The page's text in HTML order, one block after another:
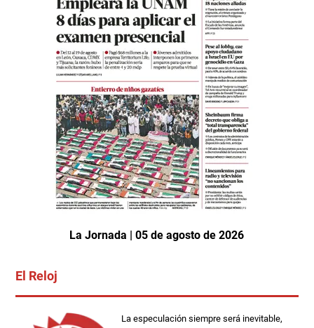
La Jornada | 05 de agosto de 2026
El Reloj
La especulación siempre será inevitable,